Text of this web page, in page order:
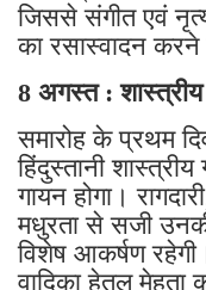
जिससे संगीत एवं
का रसास्वादन
8 अगस्त :
समारोह के प्रथम
हिंदुस्तानी शास्त्रीय
गायन होगा।
मधुरता से सजी
विशेष आकर्षण
वादिका हेतल मेहता